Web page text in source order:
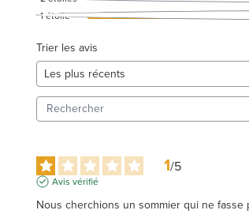
1étoile
Trier les avis
1/5
Avis vérifié
Nous cherchions un sommier qui ne